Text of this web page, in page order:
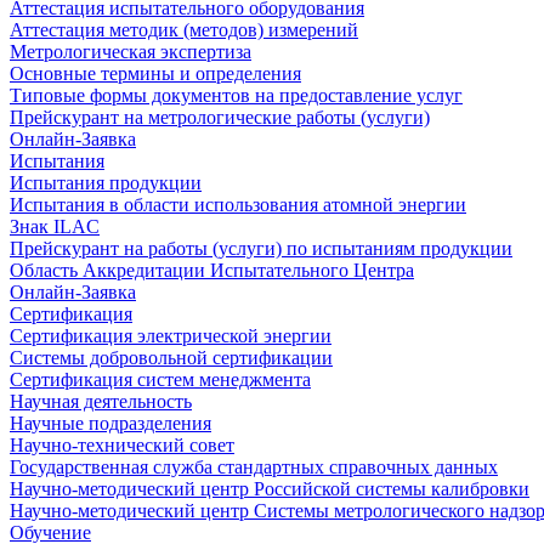
Аттестация испытательного оборудования
Аттестация методик (методов) измерений
Метрологическая экспертиза
Основные термины и определения
Типовые формы документов на предоставление услуг
Прейскурант на метрологические работы (услуги)
Онлайн-Заявка
Испытания
Испытания продукции
Испытания в области использования атомной энергии
Знак ILAC
Прейскурант на работы (услуги) по испытаниям продукции
Область Аккредитации Испытательного Центра
Онлайн-Заявка
Сертификация
Сертификация электрической энергии
Системы добровольной сертификации
Сертификация систем менеджмента
Научная деятельность
Научные подразделения
Научно-технический совет
Государственная служба стандартных справочных данных
Научно-методический центр Российской системы калибровки
Научно-методический центр Системы метрологического
Обучение